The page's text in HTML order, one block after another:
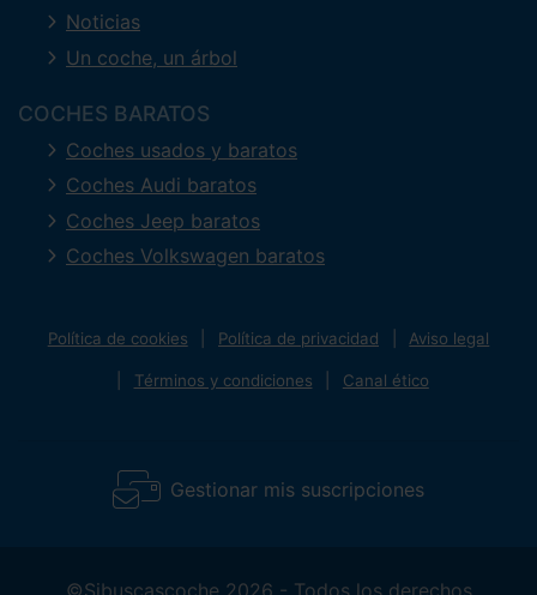
Noticias
Un coche, un árbol
COCHES BARATOS
Coches usados y baratos
Coches Audi baratos
Coches Jeep baratos
Coches Volkswagen baratos
Política de cookies Política de privacidad Aviso legal
Términos y condiciones Canal ético
Gestionar mis suscripciones